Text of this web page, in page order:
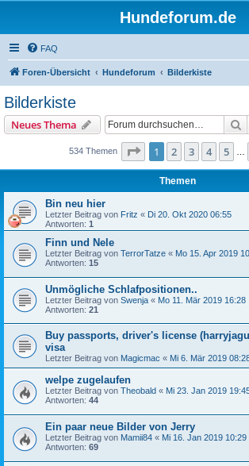
Hundeforum.de
FAQ
Foren-Übersicht Hundeforum Bilderkiste
Bilderkiste
Neues Thema
534 Themen Seite 1von 22
1 2 3 4 5
Themen
Bin neu hier
Letzter Beitrag von Fritz « Di 20. Okt 2020 06:55
Antworten: 1
Finn und Nele
Letzter Beitrag von TerrorTatze « Mo 15. Apr 2019
Antworten: 15
Unmögliche Schlafpositionen..
Letzter Beitrag von Swenja « Mo 11. Mär 2019 16:28
Antworten: 21
Buy passports, driver's license
visa
Letzter Beitrag von Magicmac « Mi 6. Mär 2019
welpe zugelaufen
Letzter Beitrag von Theobald « Mi 23. Jan 2019
Antworten: 44
Ein paar neue Bilder von Jerry
Letzter Beitrag von Mamii84 « Mi 16. Jan 2019 10:29
Antworten: 69